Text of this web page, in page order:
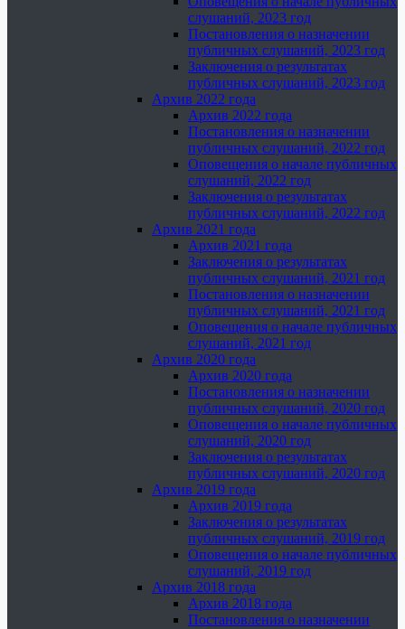
слушаний, 2023 год
Постановления о назначении
публичных слушаний, 2023 год
Заключения о результатах
публичных слушаний, 2023 год
Архив 2022 года
Архив 2022 года
Постановления о назначении
публичных слушаний, 2022 год
Оповещения о начале публичных
слушаний, 2022 год
Заключения о результатах
публичных слушаний, 2022 год
Архив 2021 года
Архив 2021 года
Заключения о результатах
публичных слушаний, 2021 год
Постановления о назначении
публичных слушаний, 2021 год
Оповещения о начале публичных
слушаний, 2021 год
Архив 2020 года
Архив 2020 года
Постановления о назначении
публичных слушаний, 2020 год
Оповещения о начале публичных
слушаний, 2020 год
Заключения о результатах
публичных слушаний, 2020 год
Архив 2019 года
Архив 2019 года
Заключения о результатах
публичных слушаний, 2019 год
Оповещения о начале публичных
слушаний, 2019 год
Архив 2018 года
Архив 2018 года
Постановления о назначении